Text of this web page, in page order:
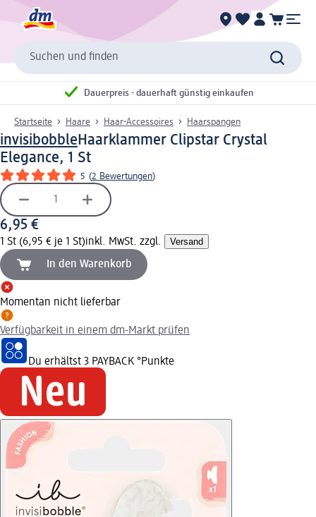
Suchen und finden
Dauerpreis - dauerhaft günstig einkaufen
Startseite Haare Haar-Accessoires Haarspangen
invisibobble Haarklammer Clipstar Crystal
Elegance, 1 St
5 (2 Bewertungen)
6,95 €
1 St (6,95 € je 1 St)inkl. MwSt. zzgl. Versand
In den Warenkorb
Momentan nicht lieferbar
Verfügbarkeit in einem dm-Markt prüfen
Du erhältst 3 PAYBACK °Punkte